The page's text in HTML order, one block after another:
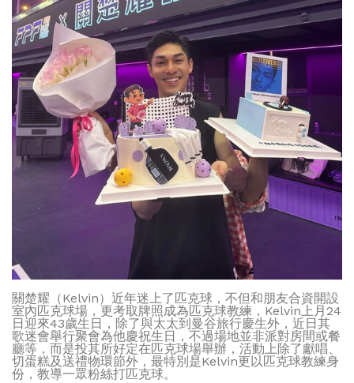
關楚耀（Kelvin）近年迷上了匹克球，不但和朋友合資開設
室內匹克球場，更考取牌照成為匹克球教練，Kelvin上月24
日迎來43歲生日，除了與太太到曼谷旅行慶生外，近日其
歌迷會舉行聚會為他慶祝生日，不過場地並非派對房間或餐
廳等，而是投其所好定在匹克球場舉辦，活動上除了獻唱、
切蛋糕及送禮物環節外，最特別是Kelvin更以匹克球教練身
份，教導一眾粉絲打匹克球。